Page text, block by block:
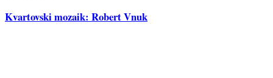
Kvartovski mozaik: Robert Vnuk